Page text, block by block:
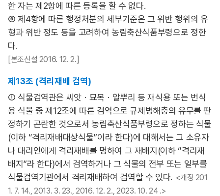
한 자는 제2항에 따른 등록을 할 수 없다.
⑥ 제4항에 따른 행정처분의 세부기준은 그 위반 행위의 유
형과 위반 정도 등을 고려하여 농림축산식품부령으로 정한
다.
[본조신설 2016. 12. 2.]
제13조 (격리재배 검역)
① 식물검역관은 씨앗ㆍ묘목ㆍ알뿌리 등 재식용 또는 번식
용 식물 중 제12조에 따른 검역으로 규제병해충의 유무를 판
정하기 곤란한 것으로서 농림축산식품부령으로 정하는 식물
(이하 “격리재배대상식물”이라 한다)에 대해서는 그 소유자
나 대리인에게 격리재배를 명하여 그 재배지(이하 “격리재
배지”라 한다)에서 검역하거나 그 식물의 전부 또는 일부를
식물검역기관에서 격리재배하여 검역할 수 있다. <개정 201
1. 7. 14., 2013. 3. 23., 2016. 12. 2., 2023. 10. 24 .>